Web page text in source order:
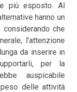
più esposto. Al
hanno un
che
l’attenzione
da inserire in
per la
auspicabile
delle attività